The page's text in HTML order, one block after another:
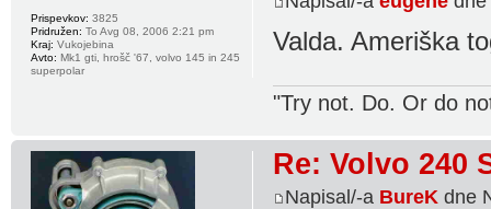
Valda. Ameriška
"Try not. Do. Or do
Prispevkov: 3825
Pridružen: To Avg 08, 2006 2:21 pm
Kraj: Vukojebina
Avto: Mk1 gti, hrošč '67, volvo 145 in 245
superpolar
Re: Volvo 240
Napisal/-a BureK dne